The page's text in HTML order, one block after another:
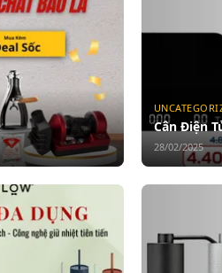
Cân Điện
28/02/2025